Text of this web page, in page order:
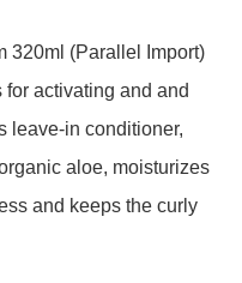
320ml (Parallel Import)
activating and and
leave-in conditioner,
aloe, moisturizes
and keeps the curly